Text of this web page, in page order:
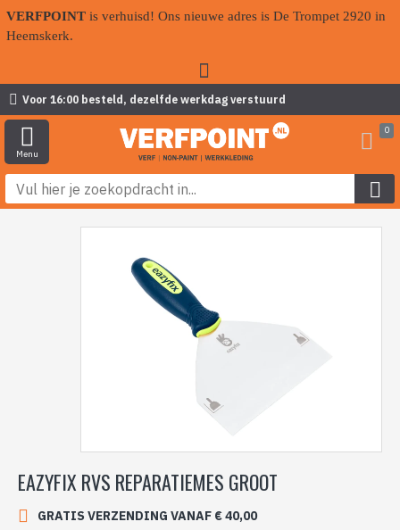
VERFPOINT is verhuisd! Ons nieuwe adres is De Trompet 2920 in
Heemskerk.
Voor 16:00 besteld, dezelfde werkdag verstuurd
0
EAZYFIX RVS REPARATIEMES GROOT
GRATIS VERZENDING VANAF € 40,00